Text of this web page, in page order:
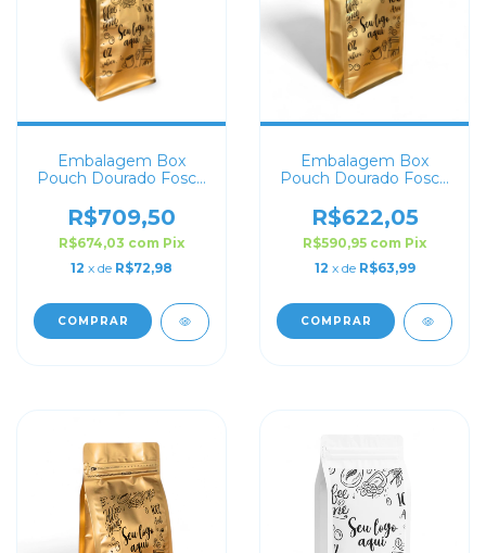
Embalagem Box
Pouch Dourado Fosco
R$709,50
R$674,03 com Pix
12 x de R$72,98
COMPRAR
Embalagem Box
Pouch Dourado Fosco
R$622,05
R$590,95 com Pix
12 x de R$63,99
COMPRAR